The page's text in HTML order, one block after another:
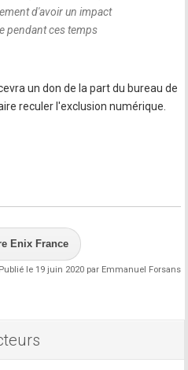
d'avoir un impact
pendant ces temps
un don de la part du bureau de
reculer l'exclusion numérique.
Enix France
Publié le 19 juin 2020 par Emmanuel Forsans